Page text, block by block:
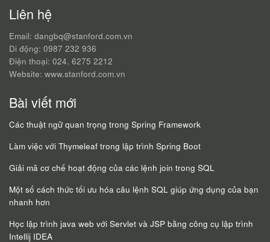
Liên hệ
Email: dangbq@stanford.com.vn
Di động: 0987 232 936
Điện thoại: 024. 6275 2212
Website: www.stanford.com.vn
Bài viết mới
Các thuật ngữ quan trọng trong Spring Framework
Làm việc với Thymeleaf trong lập trình Spring Boot
Giải mã cơ chế hoạt động của các lệnh join trong SQL
Một số cách thức tối ưu hóa câu lệnh SQL giúp ứng dụng của bạn
nhanh hơn
Học lập trình java web với Servlet và JSP bằng công cụ lập trình
Intellij IDEA